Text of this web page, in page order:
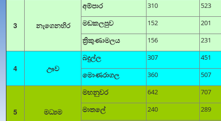
3 නැගෙනහිර
අම්පාර 310 523
මඩකලපුව 152 201
ත්‍රිකුණාමලය 156 231
4 ඌව
බදුල්ල 307 451
මොණරාගල 360 507
5 මධ්‍යම
මහනුවර 642 707
මාතලේ 240 289